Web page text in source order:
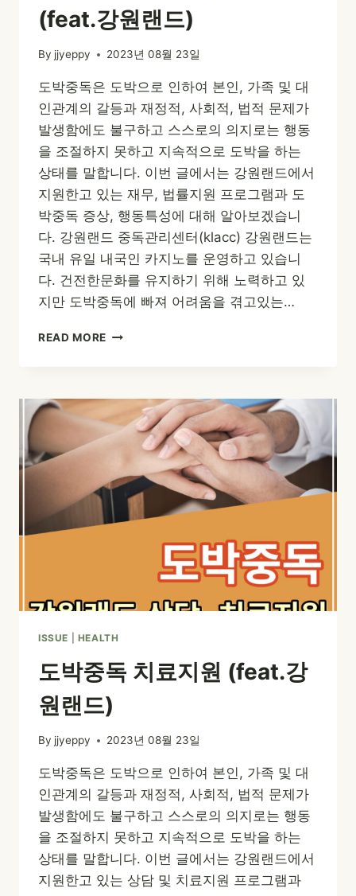
(feat.강원랜드)
By jjyeppy 2023년 08월 23일
도박중독은 도박으로 인하여 본인, 가족 및 대
인관계의 갈등과 재정적, 사회적, 법적 문제가
발생함에도 불구하고 스스로의 의지로는 행동
을 조절하지 못하고 지속적으로 도박을 하는
상태를 말합니다. 이번 글에서는 강원랜드에서
지원한고 있는 재무, 법률지원 프로그램과 도
박중독 증상, 행동특성에 대해 알아보겠습니
다. 강원랜드 중독관리센터(klacc) 강원랜드는
국내 유일 내국인 카지노를 운영하고 있습니
다. 건전한문화를 유지하기 위해 노력하고 있
지만 도박중독에 빠져 어려움을 겪고있는…
READ MORE 도
재
무,
법
원
(FEAT.
강
ISSUE HEALTH
도박중독 치료지원 (feat.강
원랜드)
By jjyeppy 2023년 08월 23일
도박중독은 도박으로 인하여 본인, 가족 및 대
인관계의 갈등과 재정적, 사회적, 법적 문제가
발생함에도 불구하고 스스로의 의지로는 행동
을 조절하지 못하고 지속적으로 도박을 하는
상태를 말합니다. 이번 글에서는 강원랜드에서
지원한고 있는 상담 및 치료지원 프로그램과